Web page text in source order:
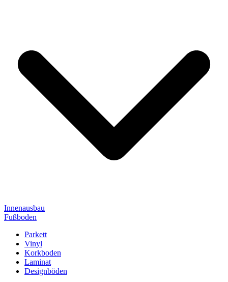
Innenausbau
Fußboden
Parkett
Vinyl
Korkboden
Laminat
Designböden